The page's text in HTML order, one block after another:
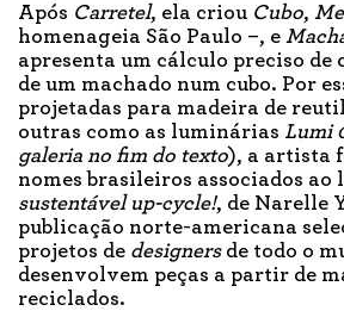
Após Carretel, ela criou Cubo,
homenageia São Paulo –, e
apresenta um cálculo preciso de
de um machado num cubo. Por
projetadas para madeira de
outras como as luminárias Lumi
galeria no fim do texto), a artista
nomes brasileiros associados ao
sustentável up-cycle!, de Narelle
publicação norte-americana
projetos de designersde todo o
desenvolvem peças a partir de
reciclados.